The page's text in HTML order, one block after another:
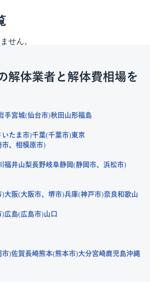
せん。
解体業者と解体費相場を
手宮城 仙台市 秋田 山形福島
いたま市 千葉 千葉市 東京
市
相模原市
福井山梨長野岐阜静岡 静岡市
浜松市
大阪 大阪市 堺市 兵庫 神戸市 奈良和歌山
広島 広島市 山口
市 佐賀長崎熊本 熊本市 大分宮崎鹿児島沖縄